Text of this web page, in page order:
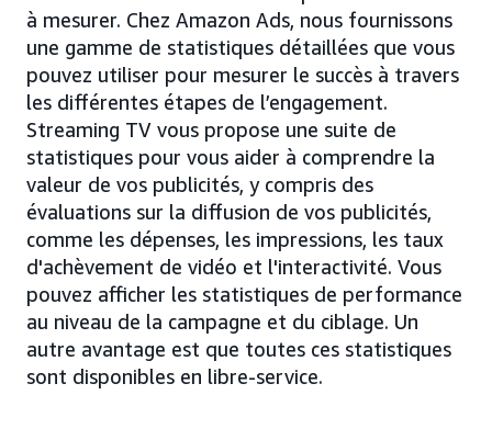
à mesurer. Chez Amazon Ads, nous fournissons
une gamme de statistiques détaillées que vous
pouvez utiliser pour mesurer le succès à travers
les différentes étapes de l’engagement.
Streaming TV vous propose une suite de
statistiques pour vous aider à comprendre la
valeur de vos publicités, y compris des
évaluations sur la diffusion de vos publicités,
comme les dépenses, les impressions, les taux
d'achèvement de vidéo et l'interactivité. Vous
pouvez afficher les statistiques de performance
au niveau de la campagne et du ciblage. Un
autre avantage est que toutes ces statistiques
sont disponibles en libre-service.